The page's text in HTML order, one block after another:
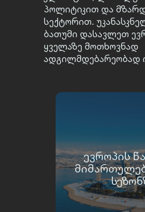
პოლიტიკით და
სექტორით.
ბათუმი დასავლეთ
ყველაზე მოთხოვნად
ადგილმდებარეობად
ᲔᲕᲠᲝᲞᲘᲡ